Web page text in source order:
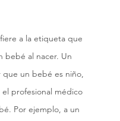
a la etiqueta que
bebé al nacer. Un
un bebé es niño,
profesional médico
Por ejemplo, a un